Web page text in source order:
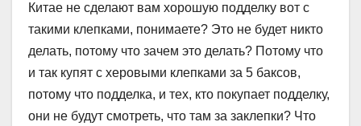
Китае не сделают вам хорошую подделку вот с
такими клепками, понимаете? Это не будет никто
делать, потому что зачем это делать? Потому что
и так купят с херовыми клепками за 5 баксов,
потому что подделка, и тех, кто покупает подделку,
они не будут смотреть, что там за заклепки? Что